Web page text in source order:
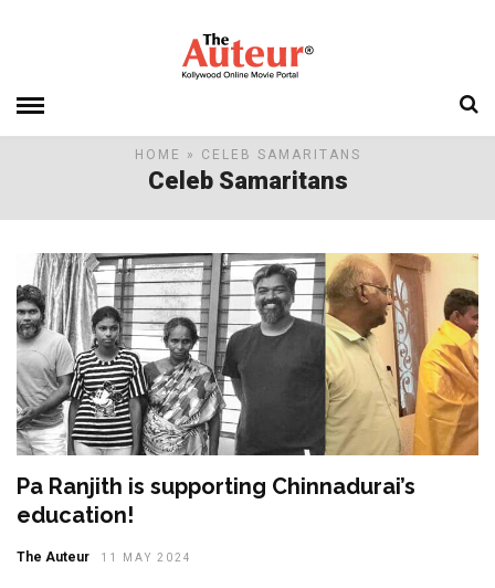
HOME » CELEB SAMARITANS
Celeb Samaritans
Pa Ranjith is supporting Chinnadurai’s
education!
The Auteur 11 MAY 2024